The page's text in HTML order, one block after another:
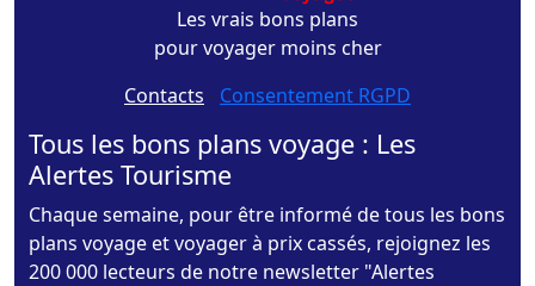
Les vrais bons plans
pour voyager moins cher
Contacts - Consentement RGPD
Tous les bons plans voyage : Les
Alertes Tourisme
Chaque semaine, pour être informé de tous les bons
plans voyage et voyager à prix cassés, rejoignez les
200 000 lecteurs de notre newsletter "Alertes